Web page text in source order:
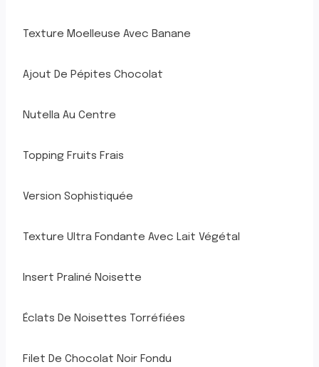
Texture Moelleuse Avec Banane
Ajout De Pépites Chocolat
Nutella Au Centre
Topping Fruits Frais
Version Sophistiquée
Texture Ultra Fondante Avec Lait Végétal
Insert Praliné Noisette
Éclats De Noisettes Torréfiées
Filet De Chocolat Noir Fondu